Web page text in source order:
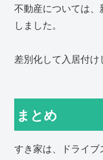
不動産については
しました。
差別化して入居付け
まとめ
すき家は、ドライ